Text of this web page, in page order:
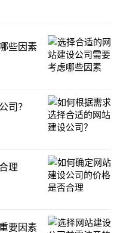
些因素
司？
理
要因素